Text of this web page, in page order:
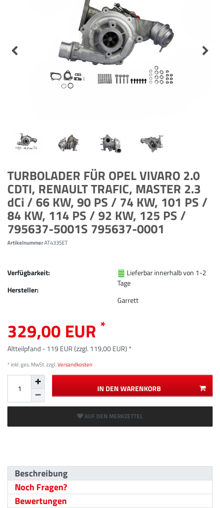
TURBOLADER FÜR OPEL VIVARO 2.0
CDTI, RENAULT TRAFIC, MASTER 2.3
dCi / 66 KW, 90 PS / 74 KW, 101 PS /
84 KW, 114 PS / 92 KW, 125 PS /
795637-5001S 795637-0001
ArtikelnummerAT433SET
Verfügbarkeit:
Hersteller:
Lieferbar innerhalb von 1-2
Tage
Garrett
329,00 EUR *
Altteilpfand - 119 EUR (zzgl. 119,00 EUR) *
* inkl. ges. MwSt. zzgl.Versandkosten
IN DEN WARENKORB
AUF DEN MERKZETTEL
Beschreibung
Noch Fragen?
Bewertungen